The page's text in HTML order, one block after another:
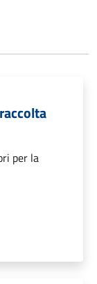
per la